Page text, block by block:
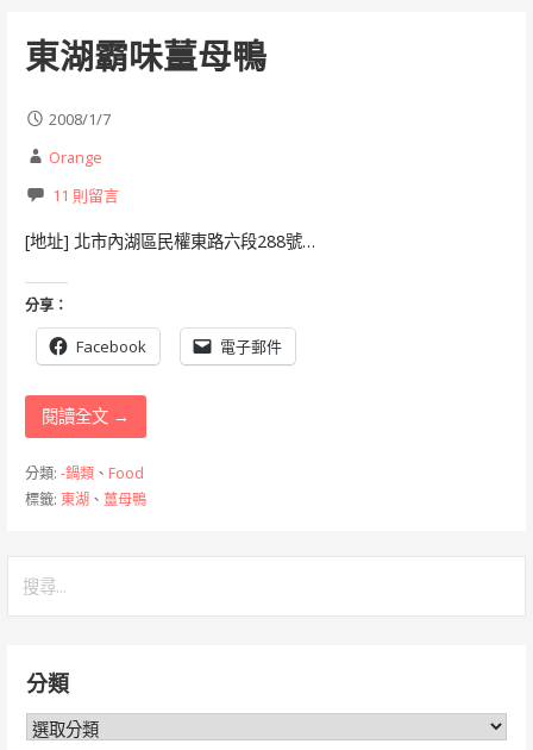
東湖霸味薑母鴨
2008/1/7
Orange
11 則留言
[地址] 北市內湖區民權東路六段288號…
分享：
Facebook 電子郵件
閱讀全文 →
分類: -鍋類、 Food
標籤: 東湖、 薑母鴨
字:分類
分